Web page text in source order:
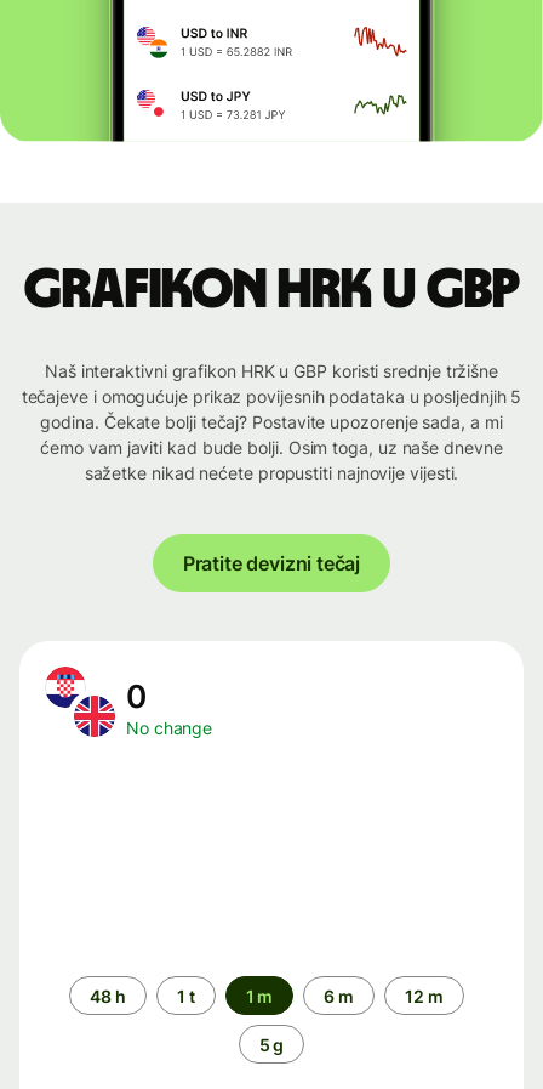
Grafikon HRK u GBP
Naš interaktivni grafikon HRK u GBP koristi srednje tržišne
tečajeve i omogućuje prikaz povijesnih podataka u posljednjih 5
godina. Čekate bolji tečaj? Postavite upozorenje sada, a mi
ćemo vam javiti kad bude bolji. Osim toga, uz naše dnevne
sažetke nikad nećete propustiti najnovije vijesti.
Pratite devizni tečaj
0
No change
Time
period
48 h 1 t 1 m 6 m 12 m
5 g